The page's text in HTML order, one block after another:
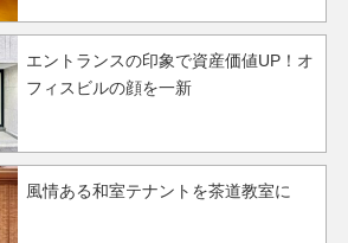
エントランスの印象で資産価値UP！オ
フィスビルの顔を一新
風情ある和室テナントを茶道教室に